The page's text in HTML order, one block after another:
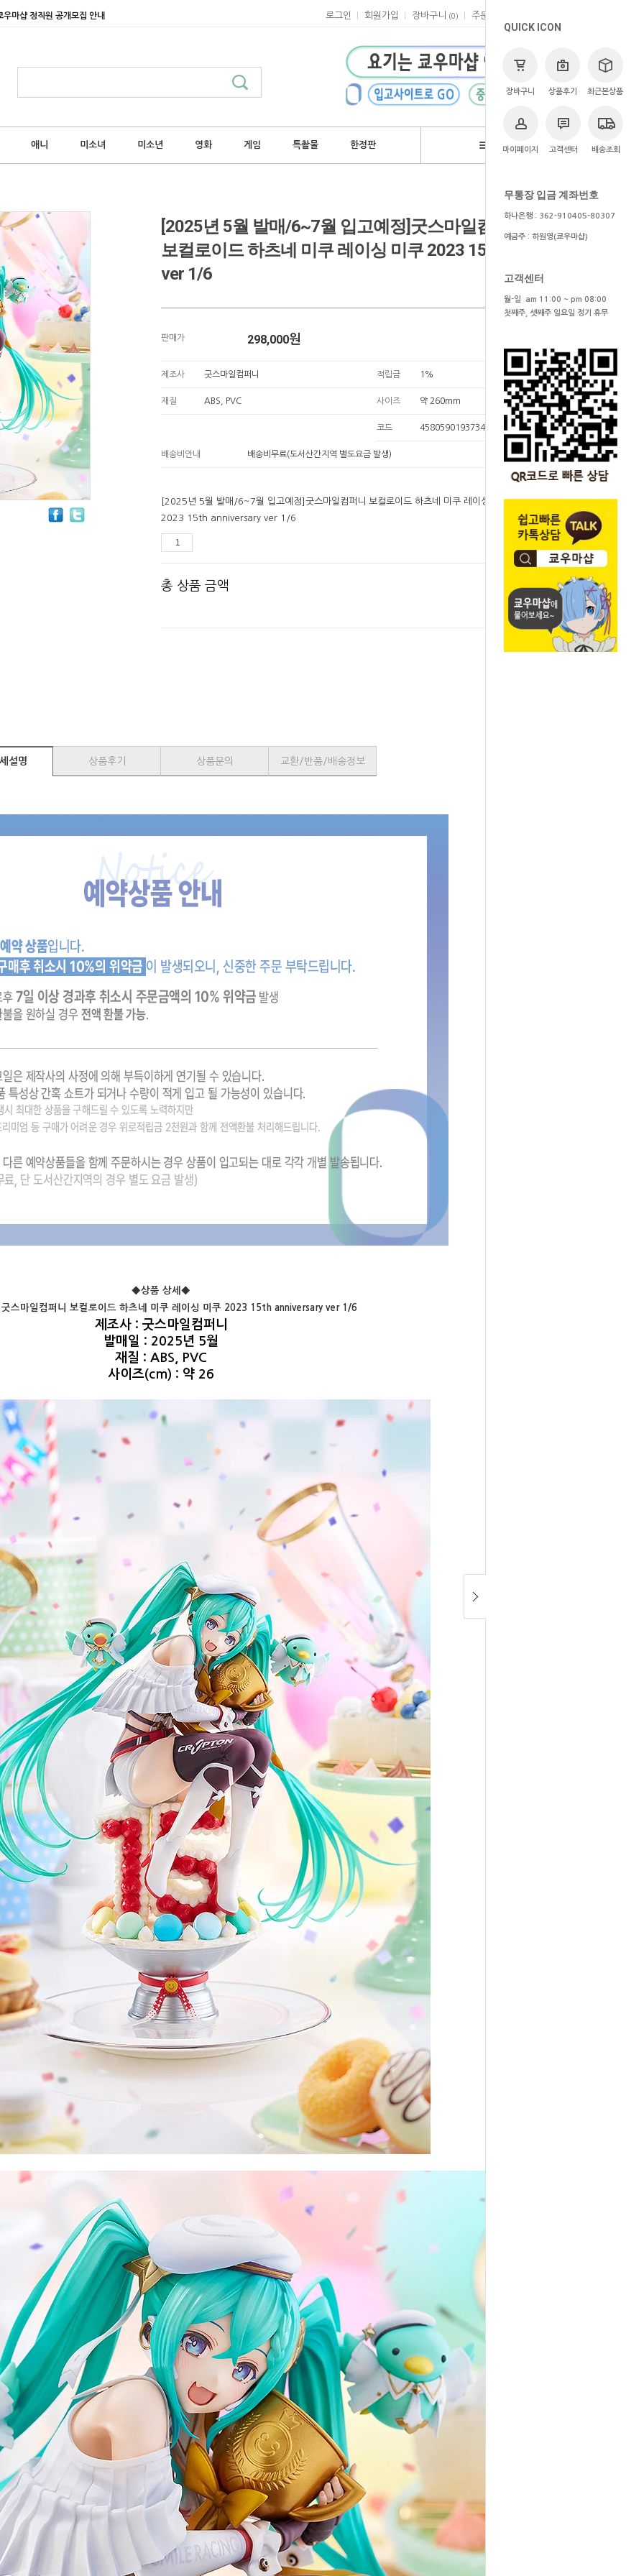
우마샵 정직원 공개모집 안내 로그인 회원가입 장바구니 (0 ) 주문
애니 미소녀 미소년 영화 게임 특촬물 한정판 브랜드
QUICK ICON
장바구니 상품후기 최근본상품
마이페이지 고객센터 배송조회
무통장 입금 계좌번호
하나은행 : 362-910405-80307
예금주 : 하원영(쿄우마샵)
고객센터
월-일 am 11:00 ~ pm 08:00
첫째주, 셋째주 일요일 정기 휴무
> 쿄우마 > 예약상품
[2025년 5월 발매/6~7월 입고예정]굿스마일컴퍼니
보컬로이드 하츠네 미쿠 레이싱 미쿠 2023 15th anniversary
ver 1/6
판매가 298,000원
제조사 굿스마일컴퍼니 적립금 1%
재질 ABS, PVC 사이즈 약 260mm
코드 4580590193734
배송비안내 배송비무료(도서산간지역 별도요금 발생)
[2025년 5월 발매/6~7월 입고예정]굿스마일컴퍼니 보컬로이드 하츠네 미쿠 레이싱 미쿠
2023 15th anniversary ver 1/6
298,000원
총 상품 금액 298,000 원
설명 상품후기 상품문의 교환/반품/배송정보
◆상품 상세◆
굿스마일컴퍼니 보컬로이드 하츠네 미쿠 레이싱 미쿠 2023 15th anniversary ver 1/6
제조사 : 굿스마일컴퍼니
발매일 : 2025년 5월
재질 : ABS, PVC
사이즈(cm) : 약 26